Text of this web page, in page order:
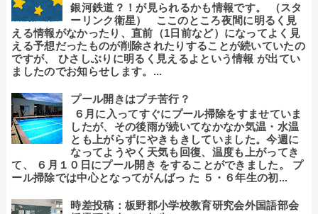
銀河鉄道？！が見られるかも情報です。 （スタ
ーリンク衛星） ここのところ夜間に明るく見
える情報がなかったり、直前（1日前など）になってよく見
える予想だったものが削除されたりすることが続いていたの
ですが、 ひさしぶりに明るく見えるよという情報 が出てい
ましたのでお知らせします。...
プール開きはプチ苦行？
６月に入ってすぐにプール掃除をすませていま
したが、その後雨が続いてなかなか気温・水温
とも上がらずにやきもきしていました。今週に
なってようやく天気も回復、温度も上がってき
て、 ６月１０日にプール開き をすることができました。 プ
ール掃除では中心となってがんばっ た ５・６年生の初...
時差投稿：板野郡小学校教育研究会外国語部会